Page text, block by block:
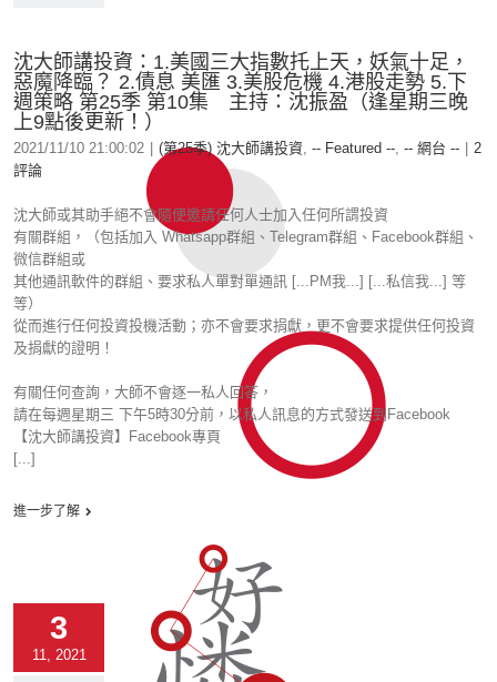
沈大師講投資：1.美國三大指數托上天，妖氣十足，
惡魔降臨？ 2.債息 美匯 3.美股危機 4.港股走勢 5.下
週策略 第25季 第10集 主持：沈振盈（逢星期三晚
上9點後更新！）
2021/11/10 21:00:02 (第25季) 沈大師講投資, -- Featured --, -- 網台 --
2
評論
沈大師或其助手絕不會隨便邀請任何人士加入任何所謂投資
有關群組，（包括加入 Whatsapp群組、Telegram群組、Facebook群組、
微信群組或
其他通訊軟件的群組、要求私人單對單通訊 [...PM我...] [...私信我...] 等
等）
從而進行任何投資投機活動；亦不會要求捐獻，更不會要求提供任何投資
及捐獻的證明！
有關任何查詢，大師不會逐一私人回答，
請在每週星期三 下午5時30分前，以私人訊息的方式發送到Facebook
【沈大師講投資】Facebook專頁
[...]
進一步了解
3
11, 2021